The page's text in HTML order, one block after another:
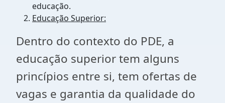
educação.
Educação Superior:
Dentro do contexto do PDE, a
educação superior tem alguns
princípios entre si, tem ofertas de
vagas e garantia da qualidade do